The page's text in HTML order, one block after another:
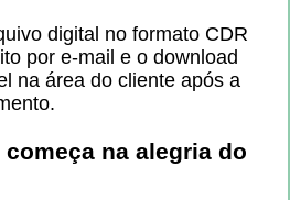
digital no formato CDR
por e-mail e o download
na área do cliente após a
na alegria do